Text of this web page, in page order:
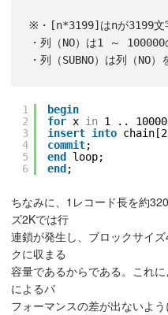
※・[n*3199]はnが3199文
・列（NO）は1 ～ 100000
1
2
3
4
5
6
begin
for x in 1 ..
insert into
commit;
end
loop;
end ;
ちなみに、1レコード長を約
ズ2Kでは行
連鎖が発生し、ブロックサイ
クに収まる
容量であるからである。これ
によるパ
フォーマンスの差が出ないよう